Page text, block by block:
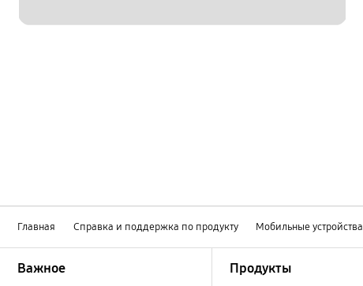
Главная Справка и поддержка по продукту Мобильные устройства
Важное Продукты